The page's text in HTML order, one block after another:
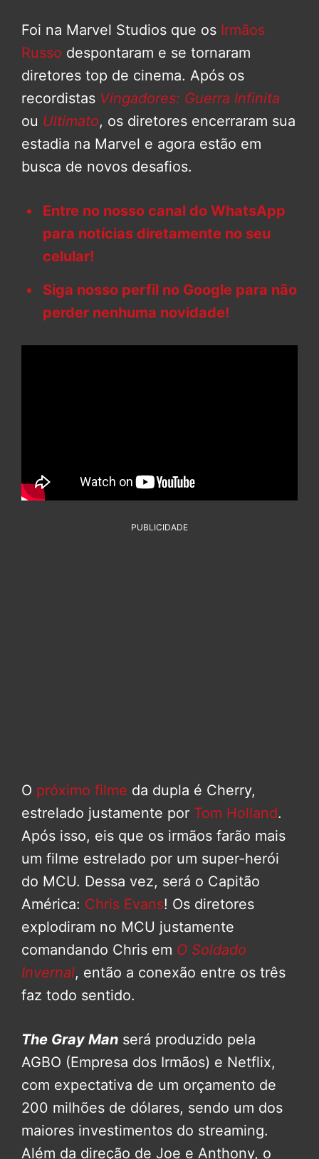
Foi na Marvel Studios que os Irmãos
Russo despontaram e se tornaram
diretores top de cinema. Após os
recordistas Vingadores: Guerra Infinita
ou Ultimato, os diretores encerraram sua
estadia na Marvel e agora estão em
busca de novos desafios.
Entre no nosso canal do WhatsApp
para notícias diretamente no seu
celular!
Siga nosso perfil no Google para não
perder nenhuma novidade!
PUBLICIDADE
O próximo filme da dupla é Cherry,
estrelado justamente por Tom Holland.
Após isso, eis que os irmãos farão mais
um filme estrelado por um super-herói
do MCU. Dessa vez, será o Capitão
América: Chris Evans! Os diretores
explodiram no MCU justamente
comandando Chris em O Soldado
Invernal, então a conexão entre os três
faz todo sentido.
The Gray Man será produzido pela
AGBO (Empresa dos Irmãos) e Netflix,
com expectativa de um orçamento de
200 milhões de dólares, sendo um dos
maiores investimentos do streaming.
Além da direção de Joe e Anthony, o